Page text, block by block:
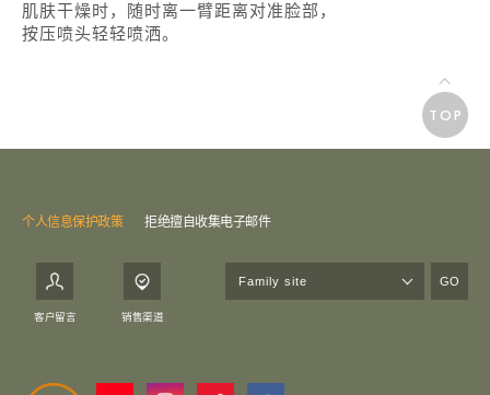
肌肤干燥时，随时离一臂距离对准脸部，
按压喷头轻轻喷洒。
TOP
个人信息保护政策 拒绝擅自收集电子邮件
客户留言 销售渠道
GO